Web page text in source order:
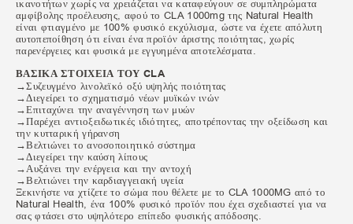
ικανοτήτων χωρίς να χρειάζεται να καταφεύγουν σε συμπληρώματα
αμφίβολης προέλευσης, αφού το CLA 1000mg της Natural Health
είναι φτιαγμένο με 100% φυσικό εκχύλισμα, ώστε να έχετε απόλυτη
αυτοπεποίθηση ότι είναι ένα προϊόν άριστης ποιότητας, χωρίς
παρενέργειες και φυσικά με εγγυημένα αποτελέσματα.
ΒΑΣΙΚΑ ΣΤΟΙΧΕΙΑ ΤΟΥ CLA
→Συζευγμένο λινολεϊκό οξύ υψηλής ποιότητας
→Διεγείρει το σχηματισμό νέων μυϊκών ινών
→Επιταχύνει την αναγέννηση των μυών
→Παρέχει αντιοξειδωτικές ιδιότητες, αποτρέποντας την οξείδωση και
την κυτταρική γήρανση
→Βελτιώνει το ανοσοποιητικό σύστημα
→Διεγείρει την καύση λίπους
→Αυξάνει την ενέργεια και την αντοχή
→Βελτιώνει την καρδιαγγειακή υγεία
Ξεκινήστε να χτίζετε το σώμα που θέλετε με το CLA 1000MG από το
Natural Health, ένα 100% φυσικό προϊόν που έχει σχεδιαστεί για να
σας φτάσει στο υψηλότερο επίπεδο φυσικής απόδοσης.